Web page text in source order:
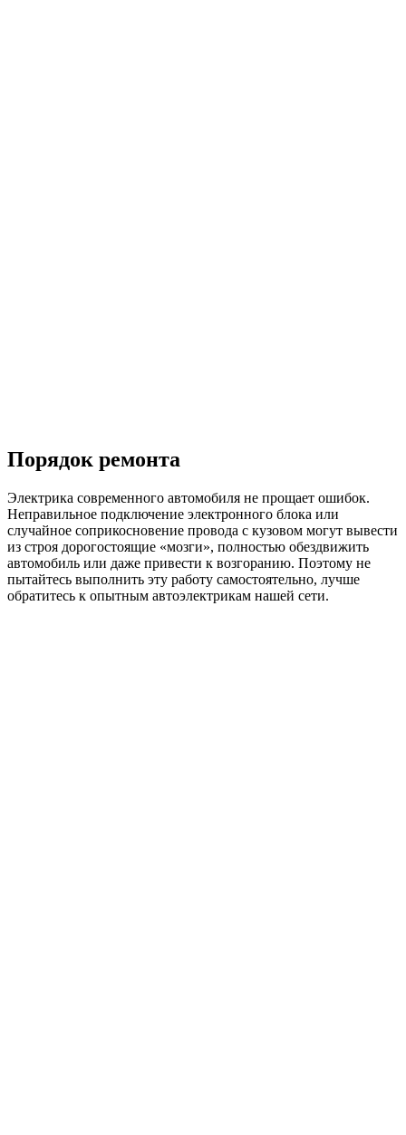
Порядок ремонта
Электрика современного автомобиля не прощает ошибок.
Неправильное подключение электронного блока или
случайное соприкосновение провода с кузовом могут вывести
из строя дорогостоящие «мозги», полностью обездвижить
автомобиль или даже привести к возгоранию. Поэтому не
пытайтесь выполнить эту работу самостоятельно, лучше
обратитесь к опытным автоэлектрикам нашей сети.